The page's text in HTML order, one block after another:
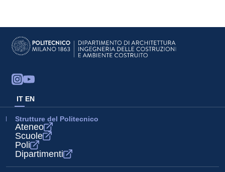
IT EN
Strutture del Politecnico
Ateneo
Scuole
Poli
Dipartimenti